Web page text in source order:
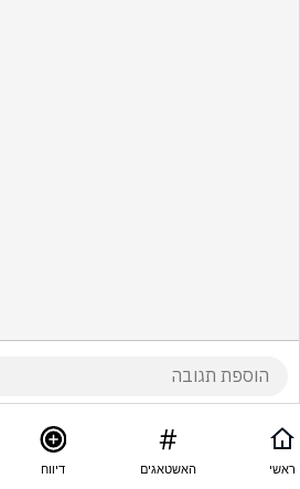
ראשי האשטאגים דיווח